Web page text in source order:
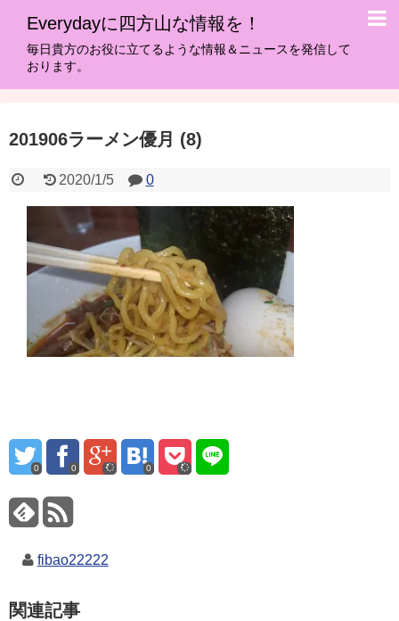
Everydayに四方山な情報を！
毎日貴方のお役に立てるような情報＆ニュースを発信して
おります。
201906ラーメン優月 (8)
2020/1/5 0
0 0 0
fibao22222
関連記事